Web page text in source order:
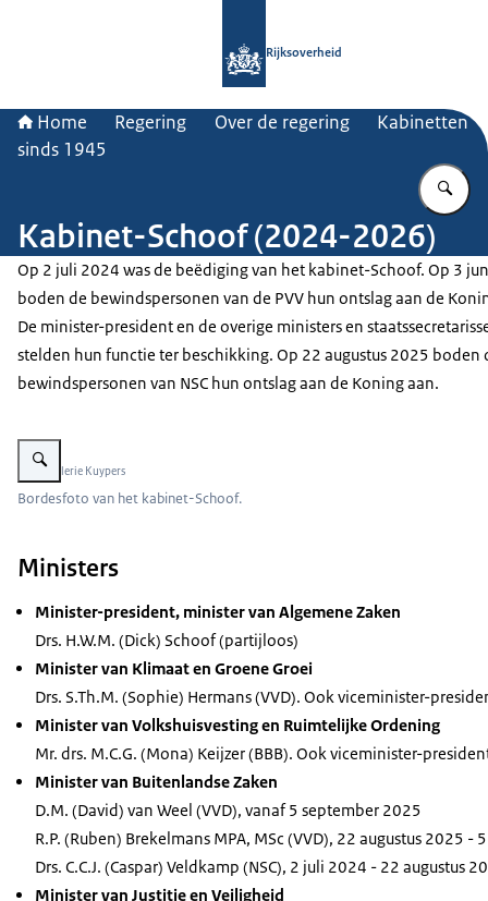
Rijksoverheid
Home Regering Over de regering
Kabinetten
sinds 1945
Kabinet-Schoof (2024-2026)
Op 2 juli 2024 was de beëdiging van het kabinet-Schoof. Op 3
boden de bewindspersonen van de PVV hun ontslag aan de
De minister-president en de overige ministers en
stelden hun functie ter beschikking. Op 22 augustus 2025 boden
bewindspersonen van NSC hun ontslag aan de Koning aan.
Vergroot afbeelding Presentatie van het kabinet-Schoof op de trappen
Beeld: Valerie Kuypers
Bordesfoto van het kabinet-Schoof.
Ministers
Minister-president, minister van Algemene Zaken
Drs. H.W.M. (Dick) Schoof (partijloos)
Minister van Klimaat en Groene Groei
Drs. S.Th.M. (Sophie) Hermans (VVD). Ook viceminister-
Minister van Volkshuisvesting en Ruimtelijke Ordening
Mr. drs. M.C.G. (Mona) Keijzer (BBB). Ook viceminister-
Minister van Buitenlandse Zaken
D.M. (David) van Weel (VVD), vanaf 5 september 2025
R.P. (Ruben) Brekelmans MPA, MSc (VVD), 22 augustus 2025 -
Drs. C.C.J. (Caspar) Veldkamp (NSC), 2 juli 2024 - 22 augustus
Minister van Justitie en Veiligheid